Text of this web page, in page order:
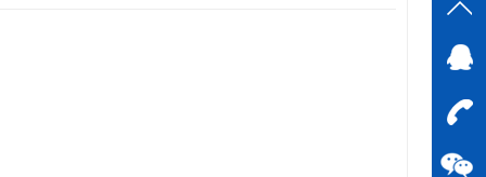
在线
在
咨询